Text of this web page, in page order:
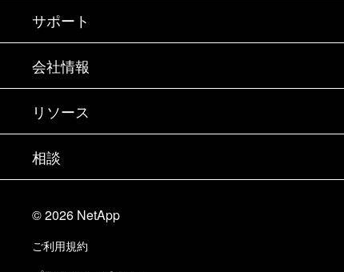
購入方法
営業チームへのお問い合わせ
パートナーを検索
エグゼクティブ ブリーフィング
製品A-Z
サポート
サポート
トレーニング
ドキュメント
ナレッジ ベース
コミュニティ
知識の習得
会社情報
会社情報
パートナー
採用情報
Trust Center
責任と持続可能性
リソース
ニュースルーム
イベント
ブログ
カスタマー エクスペリエンス
ユーザ事例
相談
当サイトに関するフィードバック
アクセシビリティ
©2026 NetApp
ご利用規約